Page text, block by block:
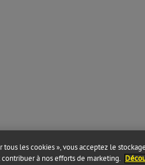
tous les cookies », vous acceptez le
à nos efforts de marketing.